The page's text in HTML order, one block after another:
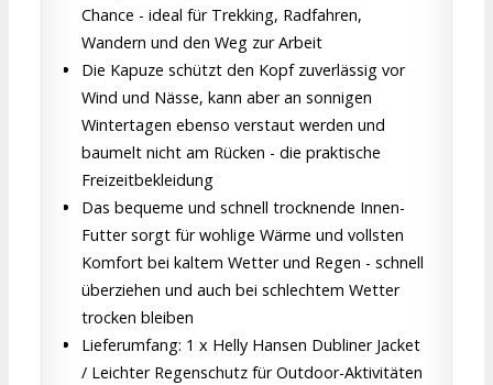
Chance - ideal für Trekking, Radfahren,
Wandern und den Weg zur Arbeit
Die Kapuze schützt den Kopf zuverlässig vor
Wind und Nässe, kann aber an sonnigen
Wintertagen ebenso verstaut werden und
baumelt nicht am Rücken - die praktische
Freizeitbekleidung
Das bequeme und schnell trocknende Innen-
Futter sorgt für wohlige Wärme und vollsten
Komfort bei kaltem Wetter und Regen - schnell
überziehen und auch bei schlechtem Wetter
trocken bleiben
Lieferumfang: 1 x Helly Hansen Dubliner Jacket
/ Leichter Regenschutz für Outdoor-Aktivitäten